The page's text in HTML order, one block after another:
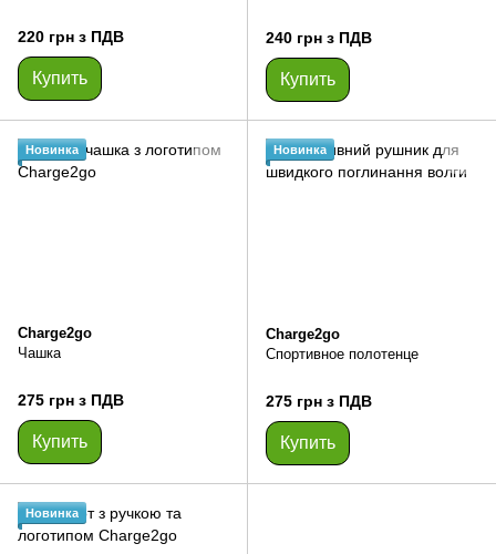
220 грн з ПДВ
Купить
240 грн з ПДВ
Купить
Новинка
Charge2go
Чашка
275 грн з ПДВ
Купить
Новинка
Charge2go
Спортивное полотенце
275 грн з ПДВ
Купить
Новинка